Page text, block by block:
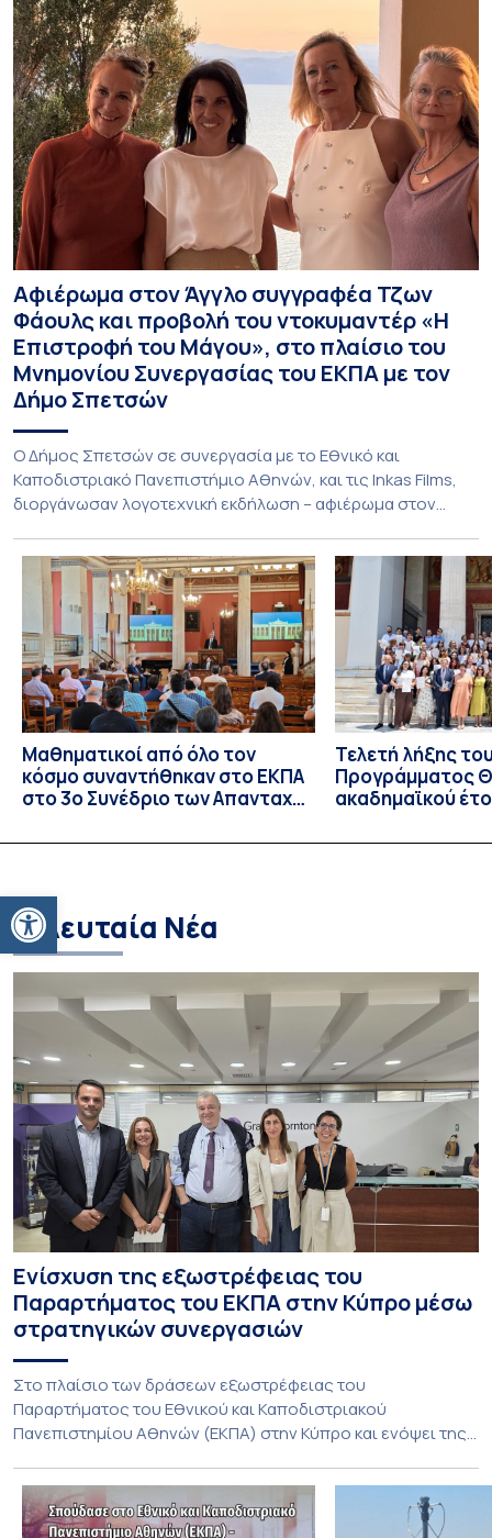
Ανοίξτε τη γραμμή εργαλείων
Αφιέρωμα στον Άγγλο συγγραφέα Τζων
Φάουλς και προβολή του ντοκυμαντέρ «Η
Επιστροφή του Μάγου», στο πλαίσιο του
Μνημονίου Συνεργασίας του ΕΚΠΑ με τον
Δήμο Σπετσών
Ο Δήμος Σπετσών σε συνεργασία με το Εθνικό και
Καποδιστριακό Πανεπιστήμιο Αθηνών, και τις Inkas Films,
διοργάνωσαν λογοτεχνική εκδήλωση – αφιέρωμα στον
20ού αιώνα, με την προβολή του ντοκυμαντέρ «Η
επιστροφή του Μάγου». Η εκδήλωση διοργανώθηκε στο
πλαίσιο της συνεργασίας του Δήμου Σπετσών και του
Εθνικού και Καποδιστριακού […]
Μαθηματικοί από όλο τον
κόσμο συναντήθηκαν στο ΕΚΠΑ
στο 3ο Συνέδριο των Απανταχού
Τελετή λήξης
Προγράμματος
ακαδημαϊκού
Σπουδών στους
Τελευταία Νέα
Ενίσχυση της εξωστρέφειας του
Παραρτήματος του ΕΚΠΑ στην Κύπρο μέσω
στρατηγικών συνεργασιών
Στο πλαίσιο των δράσεων εξωστρέφειας του
Παραρτήματος του Εθνικού και Καποδιστριακού
Πανεπιστημίου Αθηνών (ΕΚΠΑ) στην Κύπρο και ενόψει της
Τμήματος Οικονομικών Επιστημών και του Τμήματος
Διοίκησης Επιχειρήσεων και Οργανισμών τον Σεπτέμβριο
του 2026, ο Κοσμήτορας της Σχολής Οικονομικών και